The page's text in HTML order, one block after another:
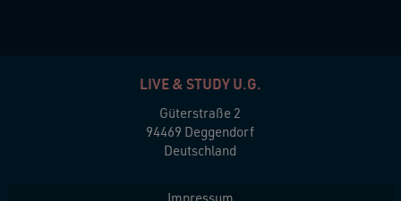
LIVE & STUDY U.G.
Güterstraße 2
94469 Deggendorf
Deutschland